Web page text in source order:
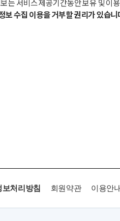
보 수집 이용을 거부할 권리가 있습
보처리방침 회원약관 이용안내